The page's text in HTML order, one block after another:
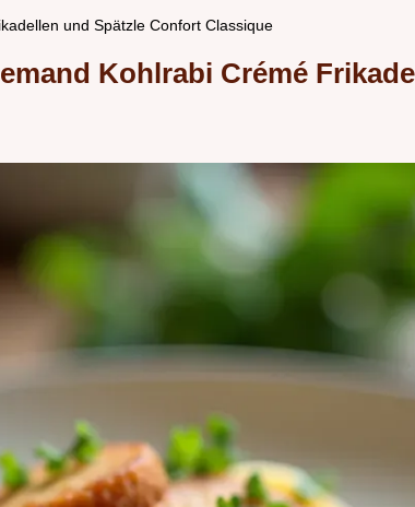
und Spätzle Confort Classique
Kohlrabi Crémé